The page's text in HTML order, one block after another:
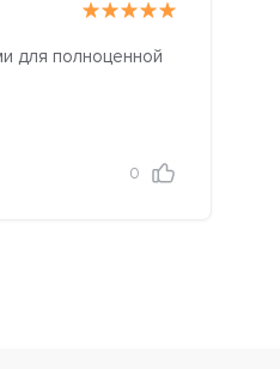
для полноценной
0